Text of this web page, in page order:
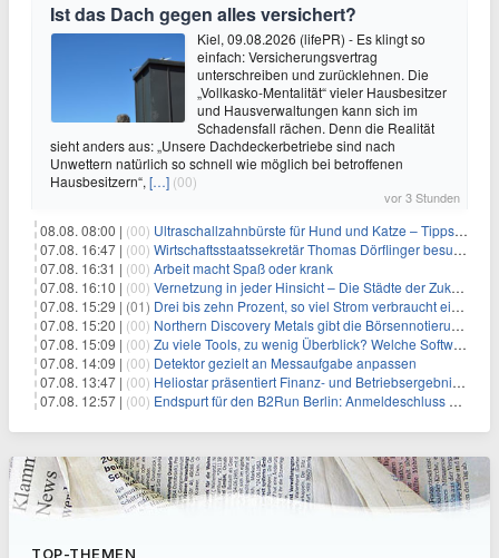
Ist das Dach gegen alles versichert?
Kiel, 09.08.2026 (lifePR) - Es klingt so
einfach: Versicherungsvertrag
unterschreiben und zurücklehnen. Die
„Vollkasko-Mentalität“ vieler Hausbesitzer
und Hausverwaltungen kann sich im
Schadensfall rächen. Denn die Realität
sieht anders aus: „Unsere Dachdeckerbetriebe sind nach
Unwettern natürlich so schnell wie möglich bei betroffenen
Hausbesitzern“, […] (00)
vor 3 Stunden
08.08. 08:00 | (00) Ultraschallzahnbürste für Hund und Katze – Tipps zur erfolgreichen Eingewöhnung
07.08. 16:47 | (00) Wirtschaftsstaatssekretär Thomas Dörflinger besucht Handwerksbetrieb im Kammerbezirk Freiburg
07.08. 16:31 | (00) Arbeit macht Spaß oder krank
07.08. 16:10 | (00) Vernetzung in jeder Hinsicht – Die Städte der Zukunft sind grün-blau
07.08. 15:29 | (01) Drei bis zehn Prozent, so viel Strom verbraucht ein Aufzug im Gebäude
07.08. 15:20 | (00) Northern Discovery Metals gibt die Börsennotierung an der Frankfurter Wertpapierbörse bekannt
07.08. 15:09 | (00) Zu viele Tools, zu wenig Überblick? Welche Software IT-Dienstleister wirklich brauchen
07.08. 14:09 | (00) Detektor gezielt an Messaufgabe anpassen
07.08. 13:47 | (00) Heliostar präsentiert Finanz- und Betriebsergebnis für das zweite Quartal 2026 mit Goldproduktion und Barreserven in Rekordhöhe
07.08. 12:57 | (00) Endspurt für den B2Run Berlin: Anmeldeschluss am 26. August
TOP-THEMEN